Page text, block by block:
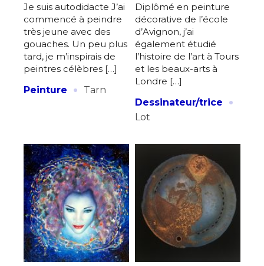
Je suis autodidacte J’ai
commencé à peindre
très jeune avec des
gouaches. Un peu plus
tard, je m’inspirais de
peintres célèbres […]
Peinture
· Tarn
Diplômé en peinture
décorative de l’école
d’Avignon, j’ai
également étudié
l’histoire de l’art à Tours
et les beaux-arts à
Londre […]
Dessinateur/trice
·
Lot